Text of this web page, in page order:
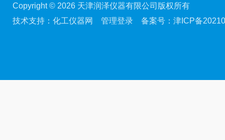
Copyright © 2026 天津润泽仪器有限公司版权所有
技术支持： 化工仪器网 管理登录 备案号： 津ICP备